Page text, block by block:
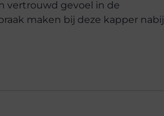
vertrouwd gevoel in de
maken bij deze kapper nabij